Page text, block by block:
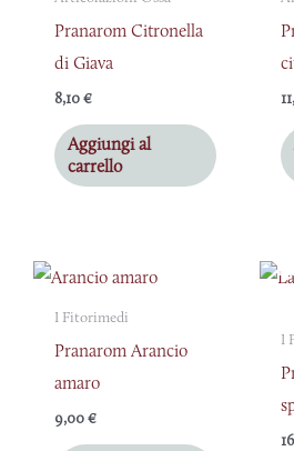
Pranarom Citronella
di Giava
8,10€
Aggiungi al
carrello
I Fitorimedi
Pranarom Arancio
amaro
9,00€
I